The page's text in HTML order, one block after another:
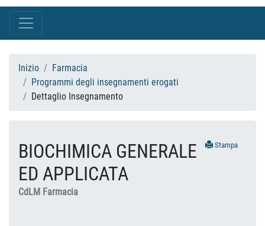
Inizio
Farmacia
Programmi degli insegnamenti erogati
Dettaglio Insegnamento
Stampa
BIOCHIMICA GENERALE
ED APPLICATA
CdLM Farmacia